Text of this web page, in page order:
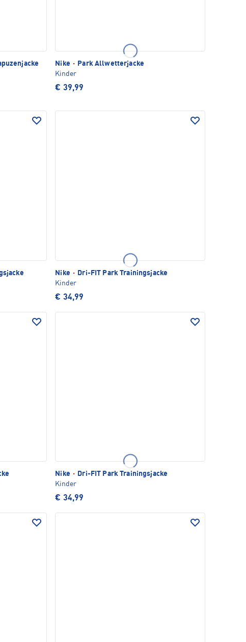
Nike ·
Park Allwetterjacke
Kinder
€ 39,99
Nike ·
Dri-FIT Park Trainingsjacke
Kinder
€ 34,99
Nike ·
Dri-FIT Park Trainingsjacke
Kinder
€ 34,99